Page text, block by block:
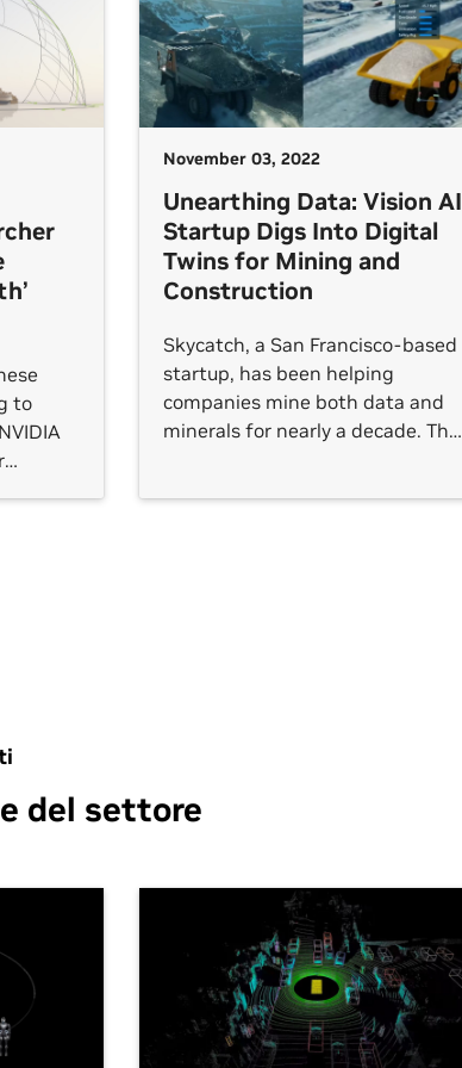
di
collaborazione e portano
all'approvazione dei clienti in
modo più rapido ed efficace.
Scopri di più sul rendering
avanzato
to
November 03, 2022
Unearthing Data: Vision AI
Startup Digs Into Digital
Twins for Mining and
Construction
Skycatch, a San Francisco-based
startup, has been helping
companies mine both data and
minerals for nearly a decade. The
del settore